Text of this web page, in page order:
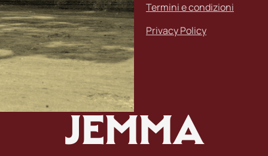
Termini e condizioni
Privacy Policy
JEMMA